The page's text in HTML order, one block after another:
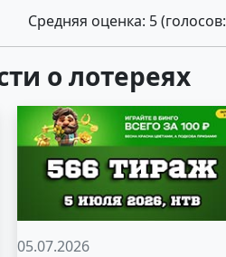
Средняя оценка: 5(голосов:
о лотереях
05.07.2026